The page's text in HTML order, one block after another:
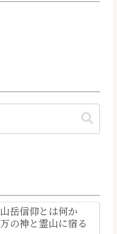
岳信仰とは何か
の神と霊山に宿る